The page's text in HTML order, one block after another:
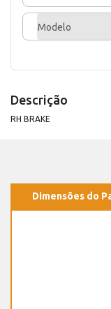
Modelo
Descrição
RH BRAKE
Dimensões do